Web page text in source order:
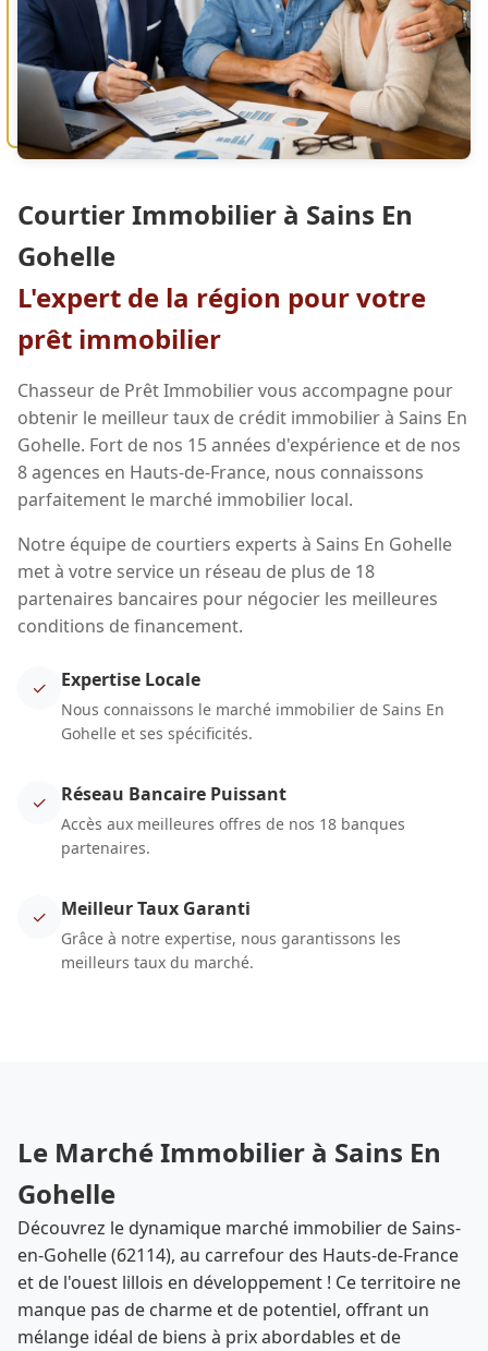
Courtier Immobilier à Sains En
Gohelle
L'expert de la région pour votre
prêt immobilier
Chasseur de Prêt Immobilier vous accompagne pour
obtenir le meilleur taux de crédit immobilier à Sains En
Gohelle. Fort de nos 15 années d'expérience et de nos
8 agences en Hauts-de-France, nous connaissons
parfaitement le marché immobilier local.
Notre équipe de courtiers experts à Sains En Gohelle
met à votre service un réseau de plus de 18
partenaires bancaires pour négocier les meilleures
conditions de financement.
✓ Expertise Locale
Nous connaissons le marché immobilier de Sains En
Gohelle et ses spécificités.
✓ Réseau Bancaire Puissant
Accès aux meilleures offres de nos 18 banques
partenaires.
✓ Meilleur Taux Garanti
Grâce à notre expertise, nous garantissons les
meilleurs taux du marché.
Le Marché Immobilier à Sains En
Gohelle
Découvrez le dynamique marché immobilier de Sains-
en-Gohelle (62114), au carrefour des Hauts-de-France
et de l'ouest lillois en développement ! Ce territoire ne
manque pas de charme et de potentiel, offrant un
mélange idéal de biens à prix abordables et de